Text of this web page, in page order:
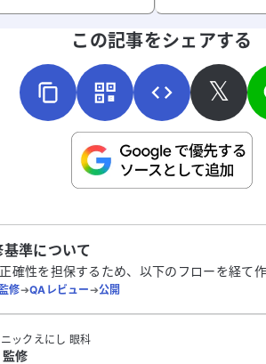
専用のフォームです。氏名やご自身の病気の詳細な
この記事をシェアする
𝕏
準について
確性を担保するため、以下のフローを経て
修➔QAレビュー➔公開
ックえにし 眼科
修